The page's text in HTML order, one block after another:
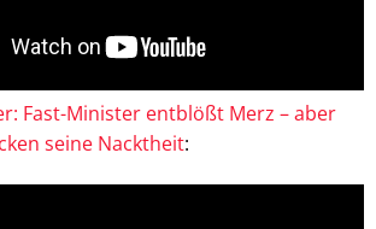
Fast-Minister entblößt Merz – aber
seine Nacktheit: